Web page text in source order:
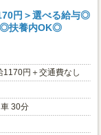
円＞選べる給与◎
◎扶養内OK◎
円＋交通費なし
30分